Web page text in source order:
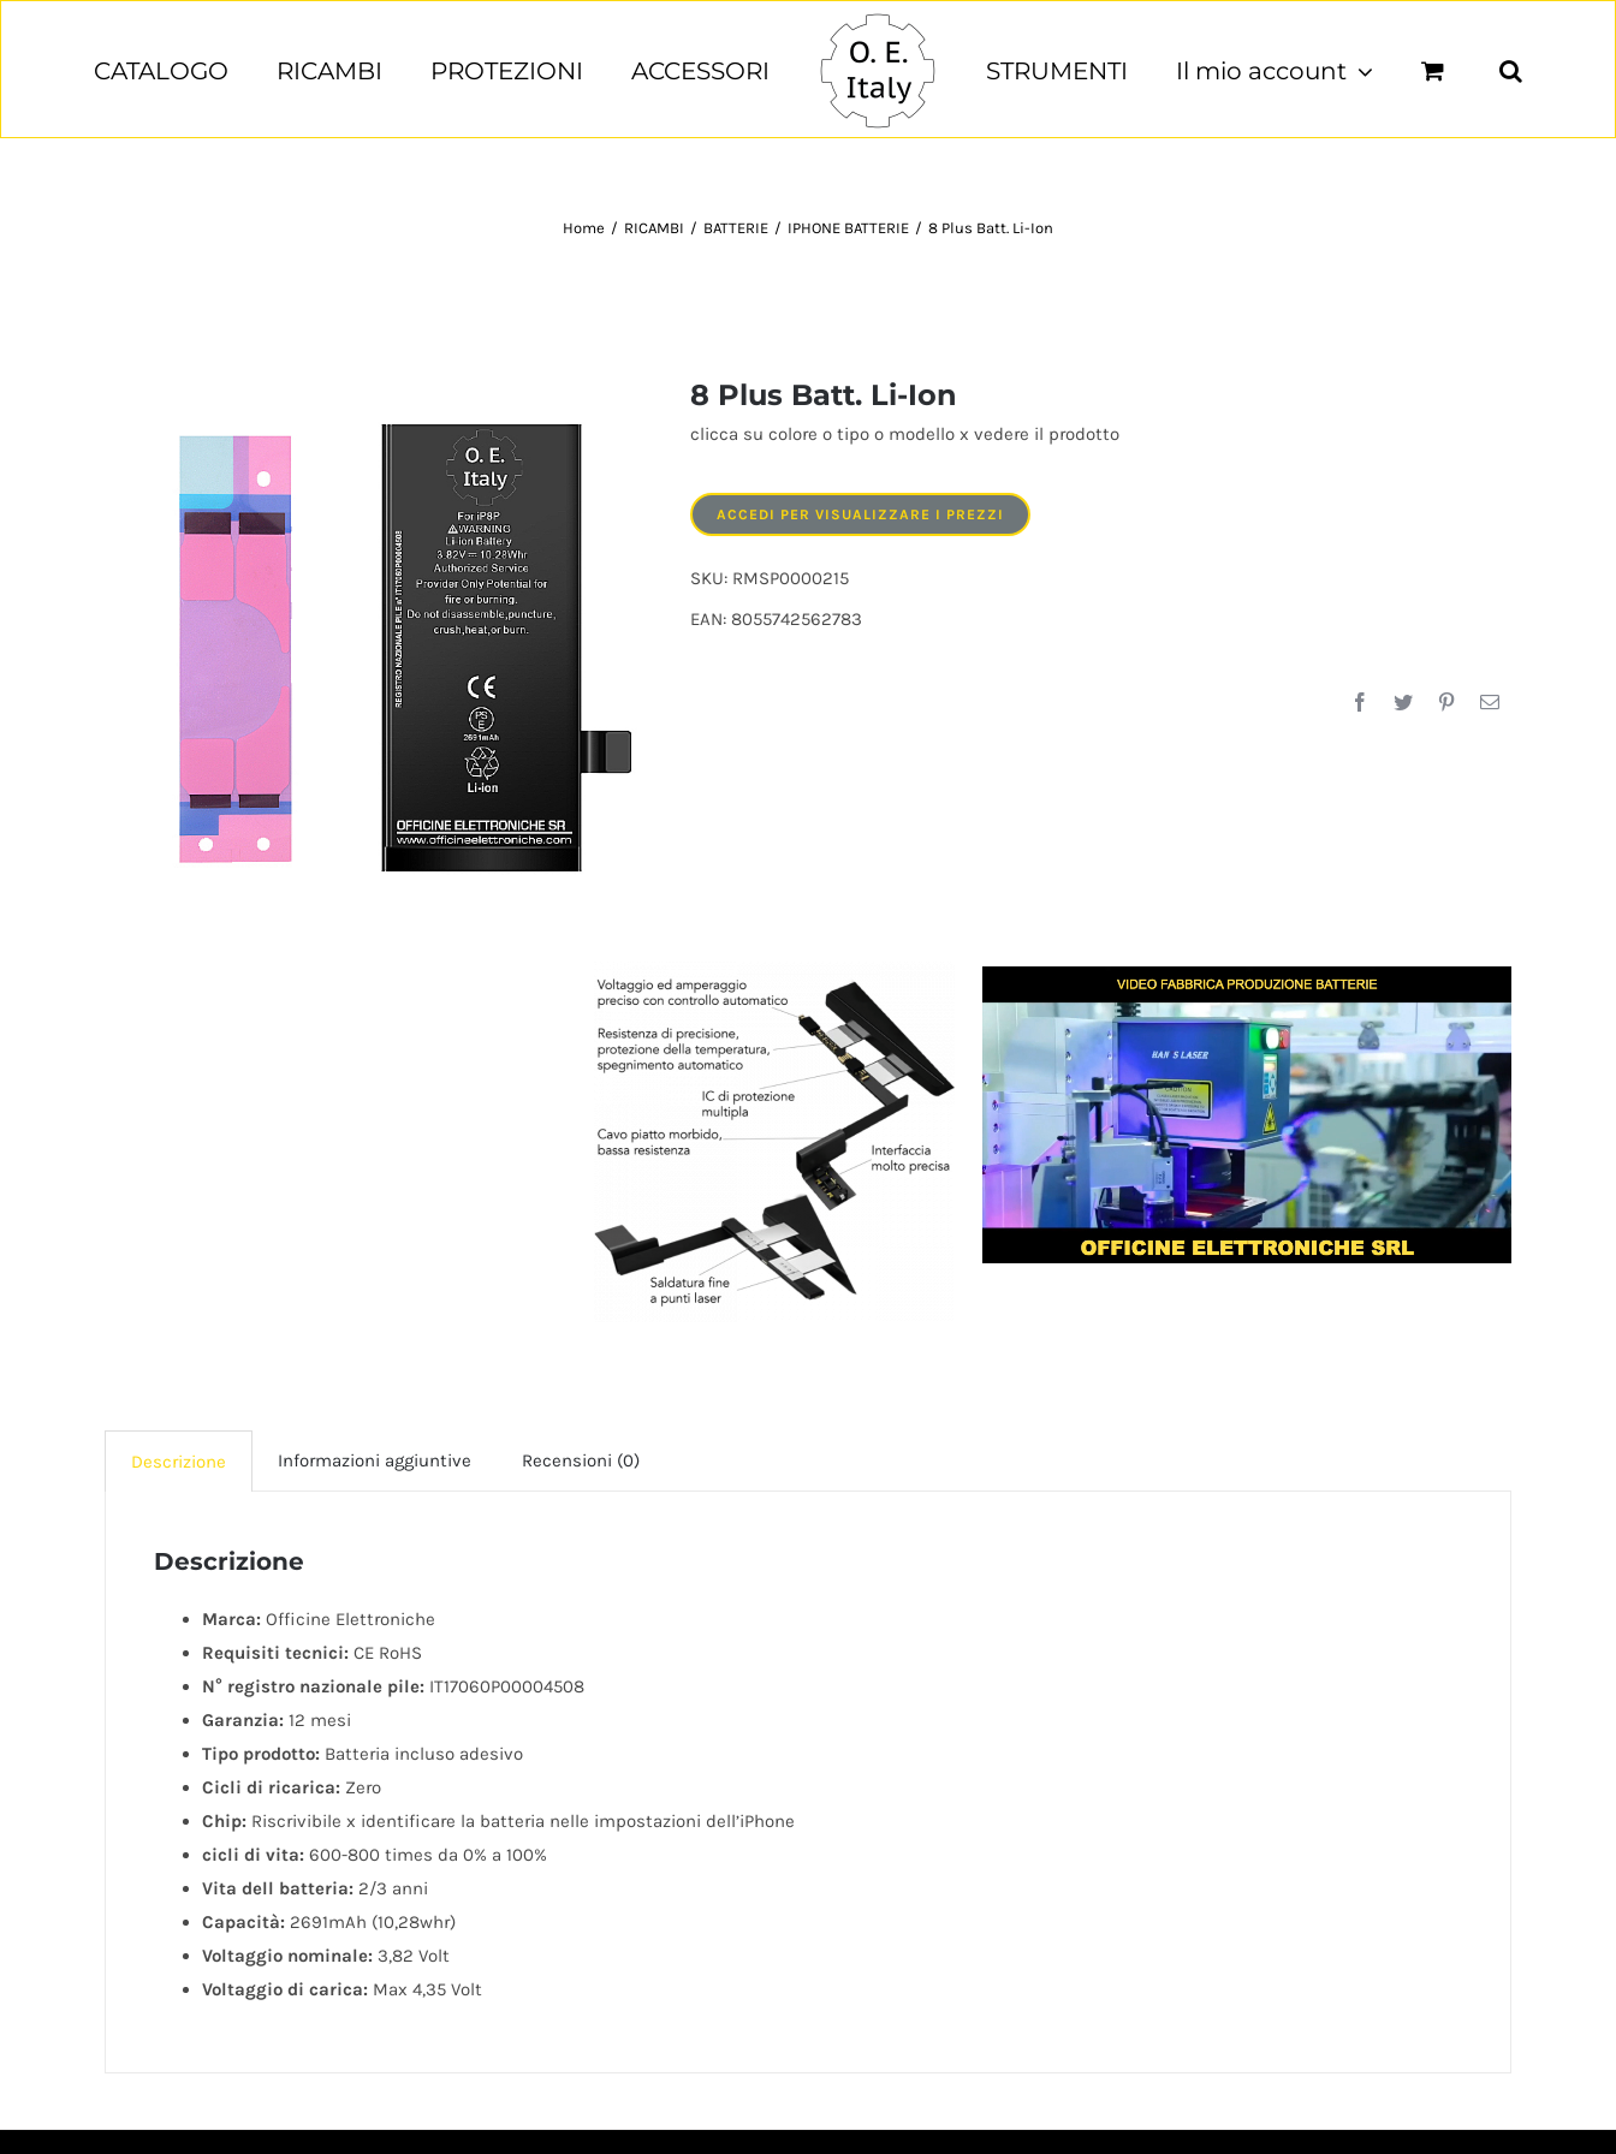
CATALOGO RICAMBI PROTEZIONI ACCESSORI STRUMENTI Il mio account
Home / RICAMBI / BATTERIE / IPHONE BATTERIE / 8 Plus Batt. Li-Ion
8 Plus Batt. Li-Ion
clicca su colore o tipo o modello x vedere il prodotto
ACCEDI PER VISUALIZZARE I PREZZI
SKU: RMSP0000215
EAN: 8055742562783
Descrizione Informazioni aggiuntive Recensioni (0)
Descrizione
Marca: Officine Elettroniche
Requisiti tecnici: CE RoHS
N° registro nazionale pile: IT17060P00004508
Garanzia: 12 mesi
Tipo prodotto: Batteria incluso adesivo
Cicli di ricarica: Zero
Chip: Riscrivibile x identificare la batteria nelle impostazioni dell’iPhone
cicli di vita: 600-800 times da 0% a 100%
Vita dell batteria: 2/3 anni
Capacità: 2691mAh (10,28whr)
Voltaggio nominale: 3,82 Volt
Voltaggio di carica: Max 4,35 Volt